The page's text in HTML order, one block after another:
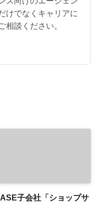
けでなくキャリアに
相談ください。
子会社「ショップサ